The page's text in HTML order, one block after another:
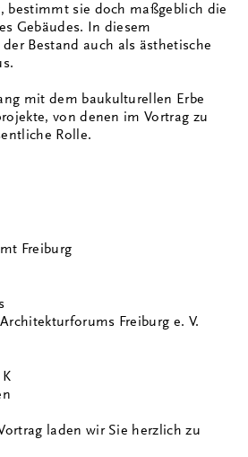
bestimmt sie doch maßgeblich die
Gebäudes. In diesem
Bestand auch als ästhetische
mit dem baukulturellen Erbe
von denen im Vortrag zu
Rolle.
Freiburg
Freiburg e. V.
laden wir Sie herzlich zu